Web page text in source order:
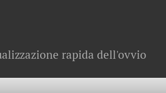
rapida dell'ovvio